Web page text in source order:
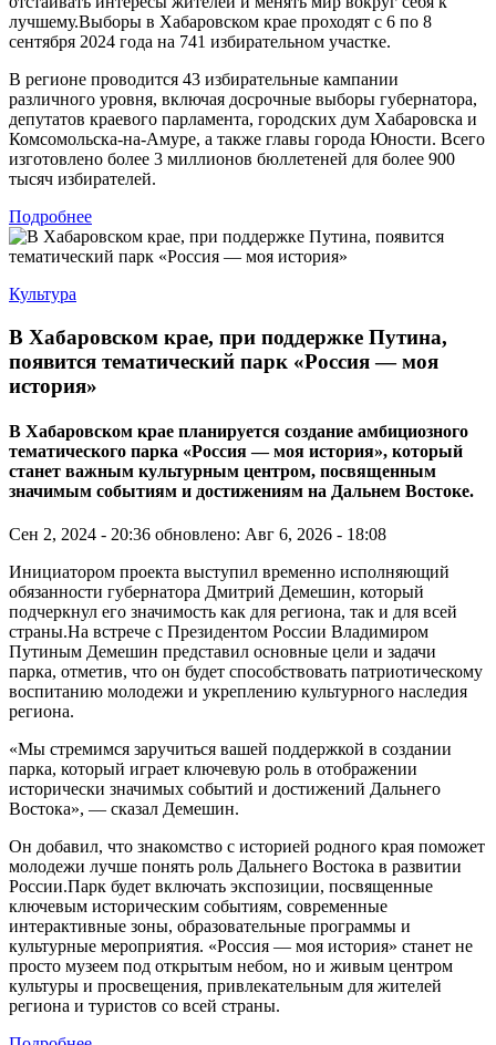
лучшему.Выборы в Хабаровском крае проходят с 6 по 8
сентября 2024 года на 741 избирательном участке.
В регионе проводится 43 избирательные кампании
различного уровня, включая досрочные выборы губернатора,
депутатов краевого парламента, городских дум Хабаровска и
Комсомольска-на-Амуре, а также главы города Юности. Всего
изготовлено более 3 миллионов бюллетеней для более 900
тысяч избирателей.
Подробнее
Культура
В Хабаровском крае, при поддержке Путина,
появится тематический парк «Россия — моя
история»
В Хабаровском крае планируется создание амбициозного
тематического парка «Россия — моя история», который
станет важным культурным центром, посвященным
значимым событиям и достижениям на Дальнем Востоке.
Сен 2, 2024 - 20:36 обновлено: Авг 6, 2026 - 18:08
Инициатором проекта выступил временно исполняющий
обязанности губернатора Дмитрий Демешин, который
подчеркнул его значимость как для региона, так и для всей
страны.На встрече с Президентом России Владимиром
Путиным Демешин представил основные цели и задачи
парка, отметив, что он будет способствовать патриотическому
воспитанию молодежи и укреплению культурного наследия
региона.
«Мы стремимся заручиться вашей поддержкой в создании
парка, который играет ключевую роль в отображении
исторически значимых событий и достижений Дальнего
Востока», — сказал Демешин.
Он добавил, что знакомство с историей родного края поможет
молодежи лучше понять роль Дальнего Востока в развитии
России.Парк будет включать экспозиции, посвященные
ключевым историческим событиям, современные
интерактивные зоны, образовательные программы и
культурные мероприятия. «Россия — моя история» станет не
просто музеем под открытым небом, но и живым центром
культуры и просвещения, привлекательным для жителей
региона и туристов со всей страны.